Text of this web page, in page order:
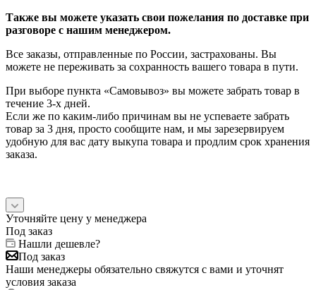
Также вы можете указать свои пожелания по доставке при
разговоре с нашим менеджером.
Все заказы, отправленные по России, застрахованы. Вы
можете не переживать за сохранность вашего товара в пути.
При выборе пункта «Самовывоз» вы можете забрать товар в
течение 3-х дней.
Если же по каким-либо причинам вы не успеваете забрать
товар за 3 дня, просто сообщите нам, и мы зарезервируем
удобную для вас дату выкупа товара и продлим срок хранения
заказа.
Уточняйте цену у менеджера
Под заказ
Нашли дешевле?
Под заказ
Наши менеджеры обязательно свяжутся с вами и уточнят
условия заказа